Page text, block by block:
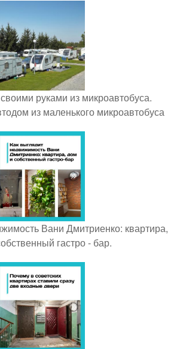
руками из микроавтобуса.
из маленького микроавтобуса
Вани Дмитриенко: квартира,
гастро - бар.